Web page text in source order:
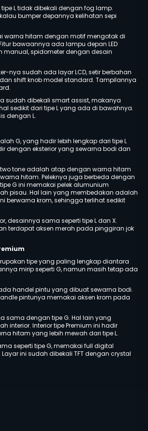
tipe L tidak dibekali dengan fog lamp.
bumper depannya kelihatan sepi
warna hitam dengan motif mengotak di
bawaannya ada lampu depan LED
manual, spidometer dengan desain
nya sudah ada layar LCD, setir berbahan
shift knob model standard. Tampilannya
sudah dibekali smart assist, makanya
sedikit dari tipe L yang ada di bawahnya.
dengan L.
G, yang hadir lebih lengkap dari tipe L
dengan eksterior yang sewarna bodi dan
tone adalah atap dengan warna hitam
hitam. Peleknya juga berbeda dengan
G ini memakai pelek alumunium
pisau. Hal lain yang membedakan adalah
berwarna krom, sehingga terlihat sedikit
desainnya sama seperti tipe L dan X.
terdapat aksen merah pada pinggiran jok
tipe yang paling lengkap diantara
mirip seperti G, namun masih tetap ada
handel pintu yang dibuat sewarna bodi.
pintunya memakai aksen krom pada
sama dengan tipe G. Hal lain yang
interior. Interior tipe Premium ini hadir
hitam yang lebih mewah dari tipe L.
seperti tipe G, memakai full digital
ini sudah dibekali TFT dengan crystal